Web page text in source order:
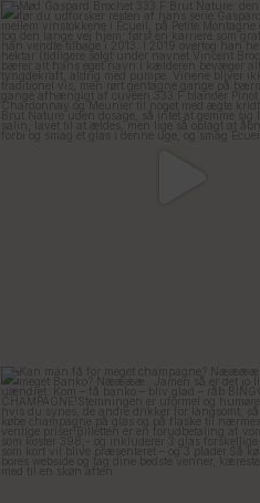
Mød Gaspard Brochet 333.F Brut
Kan man få for meget champagne?